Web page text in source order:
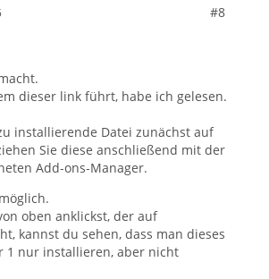
#8
dieser link führt, habe ich gelesen.
installierende Datei zunächst auf
Sie diese anschließend mit der
Add-ons-Manager.
oben anklickst, der auf
kannst du sehen, dass man dieses
1 nur installieren, aber nicht